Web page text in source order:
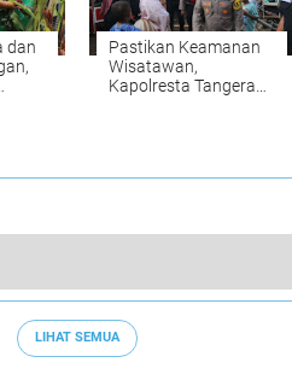
dan
Pastikan Keamanan
Wisatawan,
Kapolresta Tangerang
LIHAT SEMUA